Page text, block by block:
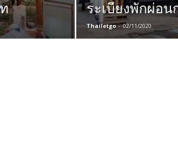
ระเบียงพักผ่อน
Thailetgo - 02/11/2020